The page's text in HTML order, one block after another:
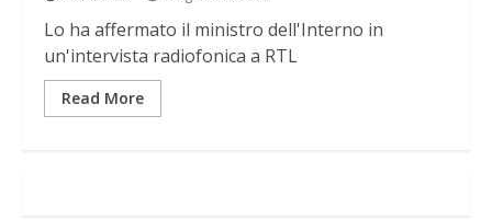
Lo ha affermato il ministro dell'Interno in
un'intervista radiofonica a RTL
Read More